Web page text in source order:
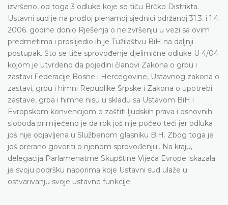
izvršeno, od toga 3 odluke koje se tiču Brčko Distrikta.
Ustavni sud je na prošloj plenarnoj sjednici održanoj 31.3. i 1.4.
2006. godine donio Rješenja o neizvršenju u vezi sa ovim
predmetima i proslijedio ih je Tužilaštvu BiH na daljnji
postupak. Što se tiče sprovođenje djelimične odluke U 4/04
kojom je utvrđeno da pojedini članovi Zakona o grbu i
zastavi Federacije Bosne i Hercegovine, Ustavnog zakona o
zastavi, grbu i himni Republike Srpske i Zakona o upotrebi
zastave, grba i himne nisu u skladu sa Ustavom BiH i
Evropskom konvencijom o zaštiti ljudskih prava i osnovnih
sloboda primijećeno je da rok još nije počeo teći jer odluka
još nije objavljena u Službenom glasniku BiH. Zbog toga je
još prerano govoriti o njenom sprovođenju.. Na kraju,
delegacija Parlamenatrne Skupštine Vijeća Evrope iskazala
je svoju podršku naporima koje Ustavni sud ulaže u
ostvarivanju svoje ustavne funkcije.